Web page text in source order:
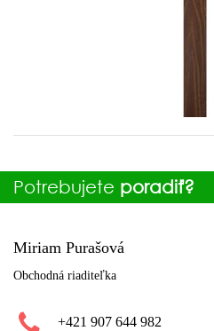
Potrebujete poradiť?
Miriam Purašová
Obchodná riaditeľka
+421 907 644 982